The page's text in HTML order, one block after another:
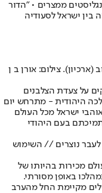
ממצרים • "הדור
בין ישראל לסעודיה
צילום: אורן ב ן
על צעדת הצלבנים
היהודית - מתרחש יום
ישראל מכל העולם
בעם היהודי
לעבר נוצרים // השימוש
מכירות בהיותו של
באופן מסורתי.
מקיימת החל מהערב